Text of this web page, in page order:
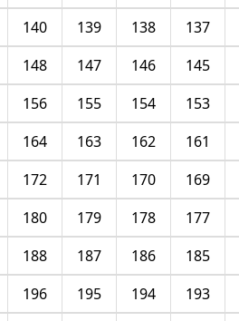
137
138
139
140
145
146
147
148
153
154
155
156
161
162
163
164
169
170
171
172
177
178
179
180
185
186
187
188
193
194
195
196